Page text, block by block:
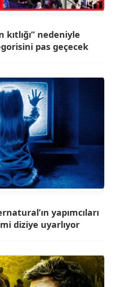
kıtlığı” nedeniyle
pas geçecek
yapımcıları
diziye uyarlıyor